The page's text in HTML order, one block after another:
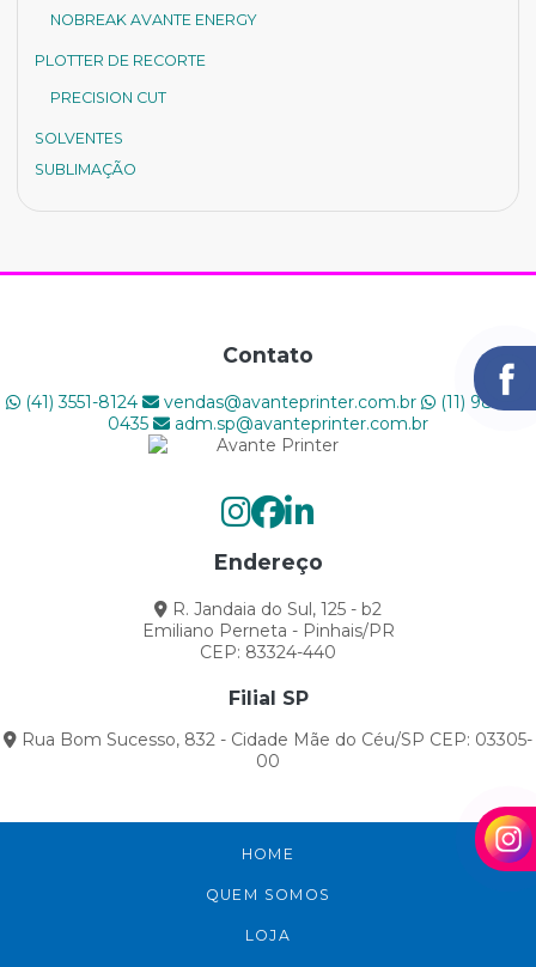
NOBREAK AVANTE ENERGY
PLOTTER DE RECORTE
PRECISION CUT
SOLVENTES
SUBLIMAÇÃO
Contato
(41) 3551-8124 vendas@avanteprinter.com.br
(11) 98446-
0435
adm.sp@avanteprinter.com.br
Endereço
R. Jandaia do Sul, 125 - b2
Emiliano Perneta - Pinhais/PR
CEP: 83324-440
Filial SP
Rua Bom Sucesso, 832 - Cidade Mãe do Céu/SP CEP: 03305-
00
HOME
QUEM SOMOS
LOJA